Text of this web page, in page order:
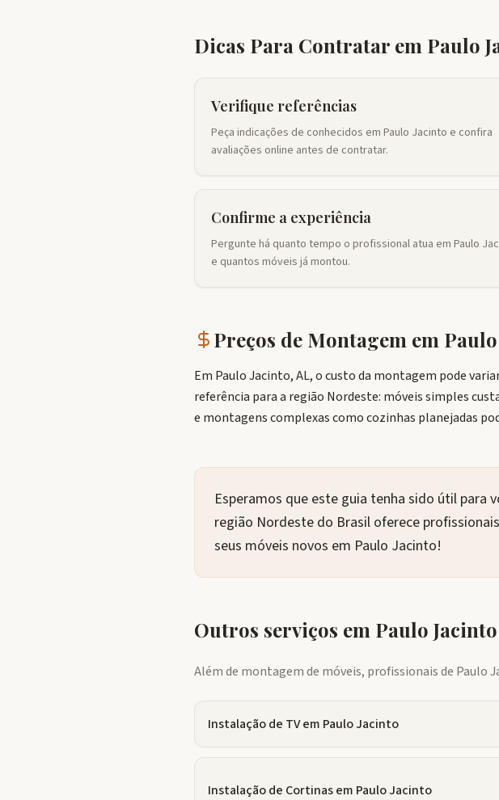
Dicas Para Contratar em Paulo
Verifique referências
Peça indicações de conhecidos em Paulo Jacinto e confira
avaliações online antes de contratar.
Confirme a experiência
Pergunte há quanto tempo o profissional atua em Paulo
e quantos móveis já montou.
Preços de Montagem em
Em Paulo Jacinto, AL, o custo da montagem pode
referência para a região Nordeste: móveis simples
e montagens complexas como cozinhas planejadas
Esperamos que este guia tenha sido útil para
região Nordeste do Brasil oferece
seus móveis novos em Paulo Jacinto!
Outros serviços em Paulo Jacinto
Além de montagem de móveis, profissionais de Paulo
Instalação de TVem Paulo Jacinto
Instalação de Cortinasem Paulo Jacinto